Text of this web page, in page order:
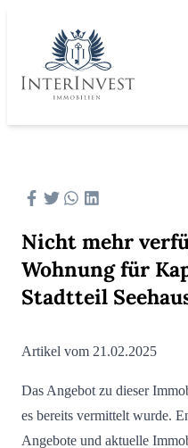
Nicht mehr
Wohnung für
Stadtteil
Artikel vom 21.02.2025
Das Angebot zu dieser
es bereits vermittelt wurde.
Angebote und aktuelle